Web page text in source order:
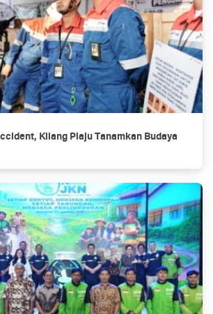
Kilang Plaju Tanamkan Budaya